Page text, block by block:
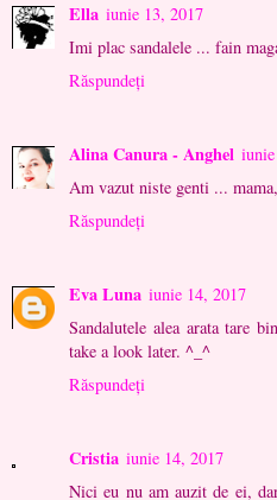
Ella iunie 13, 2017
Imi plac sandalele ... fain
Răspundeți
Alina Canura - Anghel
Am vazut niste genti ...
Răspundeți
Eva Luna iunie 14, 2017
Sandalutele alea arata tare
take a look later. ^_^
Răspundeți
Cristia iunie 14, 2017
Nici eu nu am auzit de ei,